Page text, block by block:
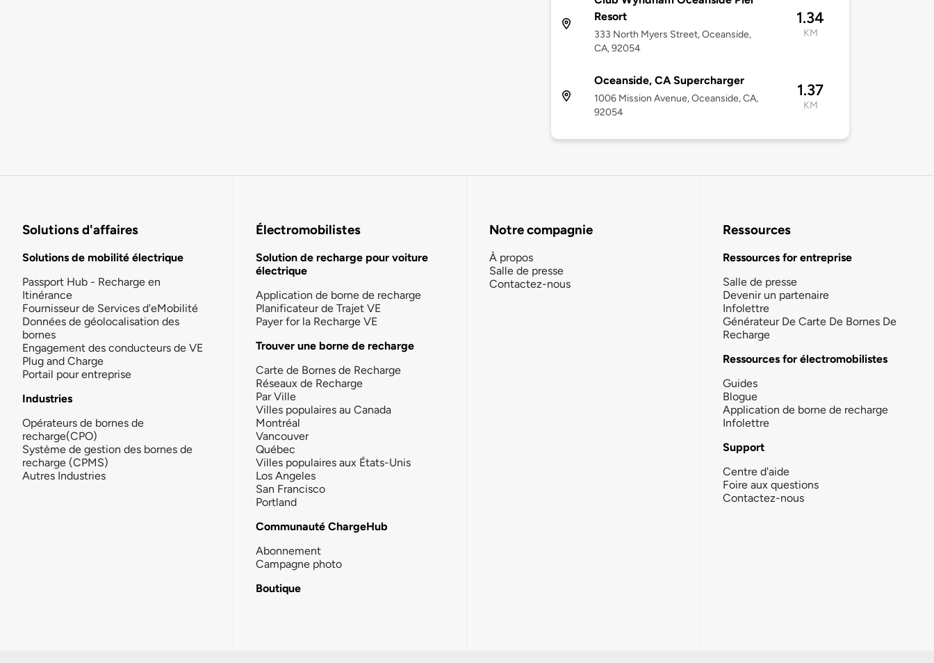
Resort
333 North Myers Street, Oceanside,
CA, 92054
1.34
KM
Oceanside, CA Supercharger
1006 Mission Avenue, Oceanside, CA,
92054
1.37
KM
Solutions d'affaires
Solutions de mobilité électrique
Passport Hub - Recharge en
Itinérance
Fournisseur de Services d'eMobilité
Données de géolocalisation des
bornes
Engagement des conducteurs de VE
Plug and Charge
Portail pour entreprise
Industries
Opérateurs de bornes de
recharge(CPO)
Système de gestion des bornes de
recharge (CPMS)
Autres Industries
Électromobilistes
Solution de recharge pour voiture
électrique
Application de borne de recharge
Planificateur de Trajet VE
Payer for la Recharge VE
Trouver une borne de recharge
Carte de Bornes de Recharge
Réseaux de Recharge
Par Ville
Villes populaires au Canada
Montréal
Vancouver
Québec
Villes populaires aux États-Unis
Los Angeles
San Francisco
Portland
Communauté ChargeHub
Abonnement
Campagne photo
Boutique
Notre compagnie
À propos
Salle de presse
Contactez-nous
Ressources
Ressources for entreprise
Salle de presse
Devenir un partenaire
Infolettre
Générateur De Carte De Bornes De
Recharge
Ressources for électromobilistes
Guides
Blogue
Application de borne de recharge
Infolettre
Support
Centre d'aide
Foire aux questions
Contactez-nous